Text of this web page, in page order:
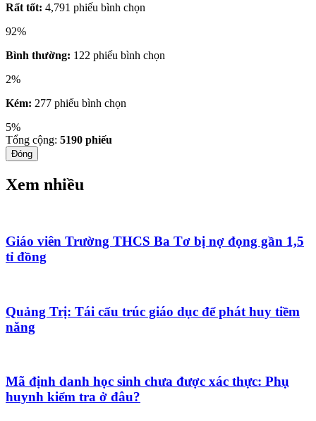
Rất tốt: 4,791 phiếu bình chọn
92%
Bình thường: 122 phiếu bình chọn
2%
Kém: 277 phiếu bình chọn
5%
Tổng cộng: 5190 phiếu
Đóng
Xem nhiều
Giáo viên Trường THCS Ba Tơ bị nợ đọng gần 1,5
tỉ đồng
Quảng Trị: Tái cấu trúc giáo dục để phát huy tiềm
năng
Mã định danh học sinh chưa được xác thực: Phụ
huynh kiểm tra ở đâu?